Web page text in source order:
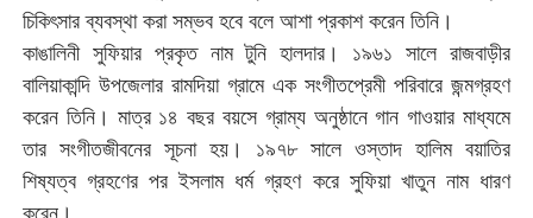
চিকিৎসার ব্যবস্থা করা সম্ভব হবে বলে আশা প্রকাশ করেন তিনি।
কাঙালিনী সুফিয়ার প্রকৃত নাম টুনি হালদার। ১৯৬১ সালে রাজবাড়ীর
বালিয়াকান্দি উপজেলার রামদিয়া গ্রামে এক সংগীতপ্রেমী পরিবারে জন্মগ্রহণ
করেন তিনি। মাত্র ১৪ বছর বয়সে গ্রাম্য অনুষ্ঠানে গান গাওয়ার মাধ্যমে
তার সংগীতজীবনের সূচনা হয়। ১৯৭৮ সালে ওস্তাদ হালিম বয়াতির
শিষ্যত্ব গ্রহণের পর ইসলাম ধর্ম গ্রহণ করে সুফিয়া খাতুন নাম ধারণ